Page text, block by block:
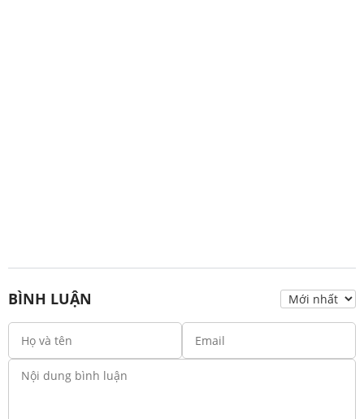
BÌNH LUẬN